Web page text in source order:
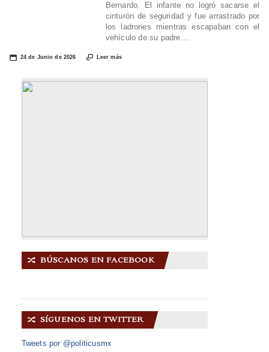
Bernardo. El infante no logró sacarse el
cinturón de seguridad y fue arrastrado por
los ladrones mientras escapaban con el
vehículo de su padre....
📅 24 de Junio de 2026  Leer más
🔀 BÚSCANOS EN FACEBOOK
🔀 SÍGUENOS EN TWITTER
Tweets por @politicusmx